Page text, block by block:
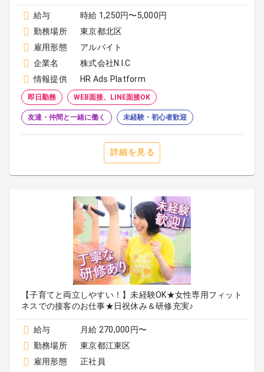
給与
時給 1,250円〜5,000円
勤務場所
東京都北区
雇用形態
アルバイト
企業名
株式会社N.I.C
情報提供
HR Ads Platform
即日勤務 WEB面接、LINE面接OK
友達・仲間と一緒に働く 未経験・初心者歓迎
詳細を見る
【子育てと両立しやすい！】未経験OK★女性専用フィット
ネスでの接客のお仕事★日祝休み＆研修充実♪
給与
月給 270,000円〜
勤務場所
東京都江東区
雇用形態
正社員